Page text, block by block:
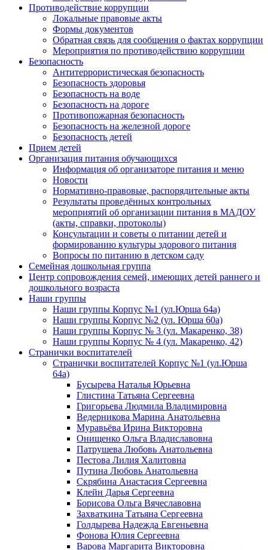
Противодействие коррупции
Локальные правовые акты
Формы документов
Обратная связь для сообщения о фактах коррупции
Мероприятия по противодействию коррупции
Безопасность
Антитеррористическая безопасность
Безопасность здоровья
Безопасность на воде
Безопасность на дороге
Противопожарная безопасность
Безопасность на железной дороге
Безопасность детей
Прием детей
Организация питания обучающихся
Информация об организаторе питания и меню
Новости
Нормативно-правовые, распорядительные акты
Результаты проведённых контрольных
мероприятий об организации питания в МАДОУ
(акты, справки, протоколы)
Консультации и советы о питании детей и
формированию культуры здорового питания
Вопросы по питанию в детском саду
Семейная дошкольная группа
Центр сопровождения семей, имеющих детей раннего и
дошкольного возраста
Наши группы
Наши группы Корпус №1 (ул.Юрша 64а)
Наши группы Корпус №2 (ул. Юрша 60а)
Наши группы Корпус № 3 (ул. Макаренко, 38)
Наши группы Корпус № 4 (ул. Макаренко, 42)
Странички воспитателей
Странички воспитателей Корпус №1 (ул.Юрша
64а)
Бусырева Наталья Юрьевна
Глистина Татьяна Сергеевна
Григорьева Людмила Владимировна
Ведерникова Марина Анатольевна
Муравьёва Ирина Викторовна
Онищенко Ольга Владиславовна
Патрушева Любовь Анатольевна
Пестова Лилия Халитовна
Путина Любовь Анатольевна
Скрябина Анастасия Сергеевна
Клейн Дарья Сергеевна
Борисова Ольга Вячеславовна
Захваткина Татьяна Сергеевна
Голдырева Надежда Евгеньевна
Фонова Юлия Сергеевна
Варова Маргарита Викторовна